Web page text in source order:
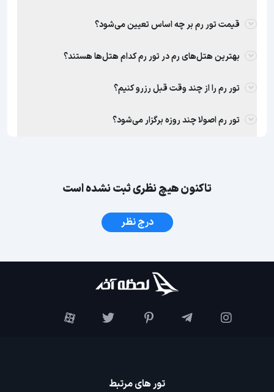
قیمت تور رم بر چه اساس تعیین می‌شود؟
بهترین هتل‌های رم در تور رم کدام هتل‌ها هستند؟
تور رم را از چند وقت قبل رزرو کنیم؟
تور رم اصولا چند روزه برگزار می‌شود؟
تاکنون هیچ نظری ثبت نشده است
درج نظر
تور های مرتبط